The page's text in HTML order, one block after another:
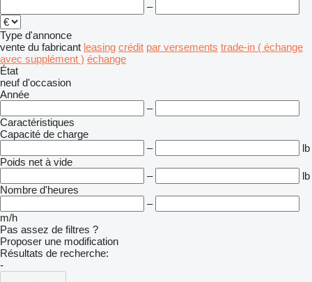
–
Type d'annonce
vente du fabricant leasing crédit par versements trade-in ( échange
avec supplément ) échange
État
neuf d'occasion
Année
–
Caractéristiques
Capacité de charge
–
lb
Poids net à vide
–
lb
Nombre d'heures
–
m/h
Pas assez de filtres ?
Proposer une modification
Résultats de recherche:
-